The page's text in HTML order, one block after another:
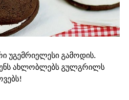
უგემრიელესი გამოდის.
ახლობლებს გულგრილს